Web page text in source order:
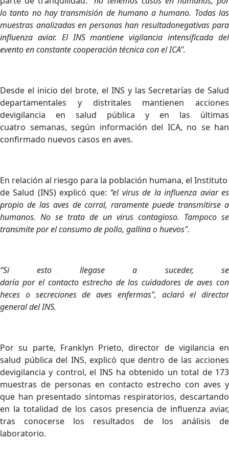
lo tanto no hay transmisión de humano a humano. Todas las
muestras analizadas en personas han resultadonegativas para
influenza aviar. El INS mantiene vigilancia intensificada del
evento en constante cooperación técnica con el ICA".
Desde el inicio del brote, el INS y las Secretarías de Salud
departamentales y distritales mantienen acciones
devigilancia en salud pública y en las últimas
cuatro semanas, según información del ICA, no se han
confirmado nuevos casos en aves.
En relación al riesgo para la población humana, el
de Salud (INS) explicó que: “el virus de la influenza aviar es
propio de las aves de corral, raramente puede transmitirse a
humanos. No se trata de un virus contagioso. Tampoco se
transmite por el consumo de pollo, gallina o huevos".
“Si esto llegase a suceder,
se
daría por el contacto estrecho de los cuidadores de aves con
heces o secreciones de aves enfermas", aclaró el director
general del INS.
Por su parte, Franklyn Prieto, director de vigilancia en
salud pública del INS, explicó que dentro de las acciones
devigilancia y control, el INS ha obtenido un total de 173
muestras de personas en contacto estrecho con aves y
que han presentado síntomas respiratorios, descartando
en la totalidad de los casos presencia de influenza aviar,
tras conocerse los resultados de los análisis de
laboratorio.​